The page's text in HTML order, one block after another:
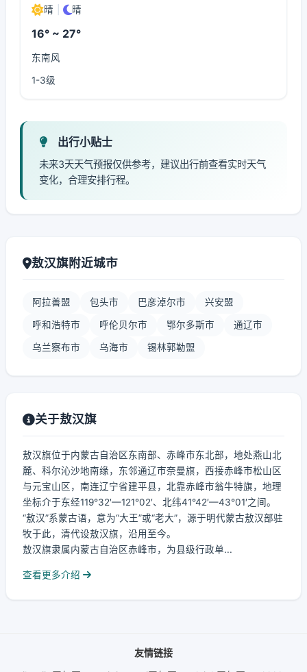
晴 晴
16° ~ 27°
东南风
1-3级
出行小贴士
未来3天天气预报仅供参考，建议出行前查看实时天气
变化，合理安排行程。
敖汉旗附近城市
阿拉善盟 包头市 巴彦淖尔市 兴安盟
呼和浩特市 呼伦贝尔市 鄂尔多斯市 通辽市
乌兰察布市 乌海市 锡林郭勒盟
关于敖汉旗
敖汉旗位于内蒙古自治区东南部、赤峰市东北部，地处燕山北
麓、科尔沁沙地南缘，东邻通辽市奈曼旗，西接赤峰市松山区
与元宝山区，南连辽宁省建平县，北靠赤峰市翁牛特旗，地理
坐标介于东经119°32′—121°02′、北纬41°42′—43°01′之间。
“敖汉”系蒙古语，意为“大王”或“老大”，源于明代蒙古敖汉部驻
牧于此，清代设敖汉旗，沿用至今。
敖汉旗隶属内蒙古自治区赤峰市，为县级行政单...
查看更多介绍
友情链接